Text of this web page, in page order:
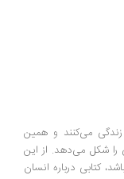
و همین
می‌دهد. از این
درباره انسان